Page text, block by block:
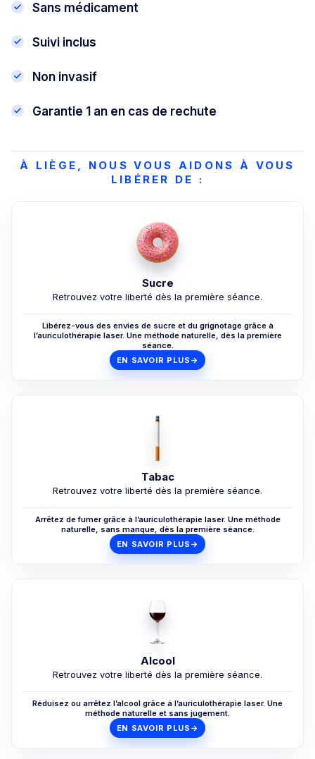
Sans médicament
Suivi inclus
Non invasif
Garantie 1 an en cas de rechute
À LIÈGE, NOUS VOUS AIDONS À VOUS
LIBÉRER DE :
Sucre
Retrouvez votre liberté dès la première séance.
Libérez-vous des envies de sucre et du grignotage grâce à
l’auriculothérapie laser. Une méthode naturelle, dès la première
séance.
EN SAVOIR PLUS →
Tabac
Retrouvez votre liberté dès la première séance.
Arrêtez de fumer grâce à l’auriculothérapie laser. Une méthode
naturelle, sans manque, dès la première séance.
EN SAVOIR PLUS →
Alcool
Retrouvez votre liberté dès la première séance.
Réduisez ou arrêtez l’alcool grâce à l’auriculothérapie laser. Une
méthode naturelle et sans jugement.
EN SAVOIR PLUS →